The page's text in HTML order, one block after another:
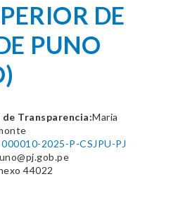
DE
PUNO
Transparencia:Maria
000010-2025-P-CSJPU-PJ
44022